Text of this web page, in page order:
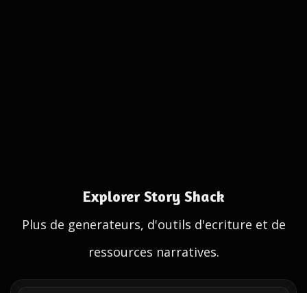
Explorer Story Shack
Plus de generateurs, d'outils d'ecriture et de
ressources narratives.